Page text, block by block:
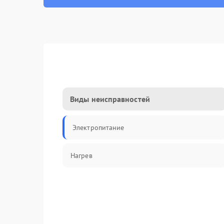
Виды неисправностей
Электропитание
Нагрев